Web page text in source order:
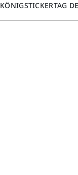
KÖNIGSTICKERTAG